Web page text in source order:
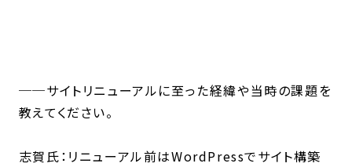
──サイトリニューアルに至った経緯や当時の課題を
教えてください。
志賀氏：リニューアル前はWordPressでサイト構築